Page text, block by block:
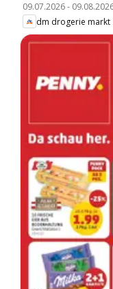
09.07.2026-
dm drogerie markt